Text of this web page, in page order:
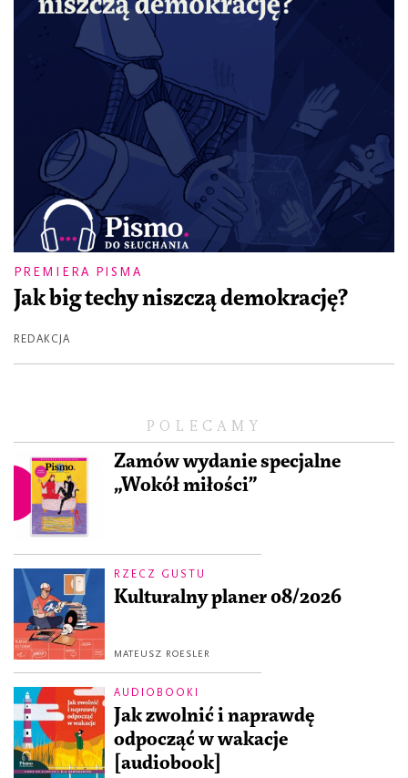
POLECAMY
Zamów wydanie specjalne
„Wokół miłości”
RZECZ GUSTU
Kulturalny planer 08/2026
MATEUSZ ROESLER
AUDIOBOOKI
Jak zwolnić i naprawdę
odpocząć w wakacje
[audiobook]
PREMIERA PISMA
Jak big techy niszczą demokrację?
REDAKCJA